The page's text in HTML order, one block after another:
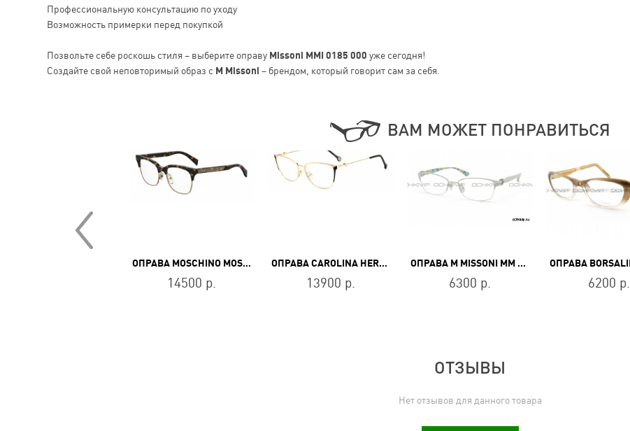
Профессиональную консультацию по уходу
Возможность примерки перед покупкой
Позвольте себе роскошь стиля – выберите оправу Missoni MMI 0185 000 уже сегодня!
Создайте свой неповторимый образ с M Missoni – брендом, который говорит сам за себя.
ВАМ МОЖЕТ ПОНРАВИТЬСЯ
ОПРАВА MOSCHINO MOS 519 086
14500 р.
ОПРАВА CAROLINA HERRERA HER 0116 2M2
13900 р.
ОПРАВА M MISSONI MM 087V 09
6300 р. 6200 р.
ОТЗЫВЫ
Нет отзывов для данного товара